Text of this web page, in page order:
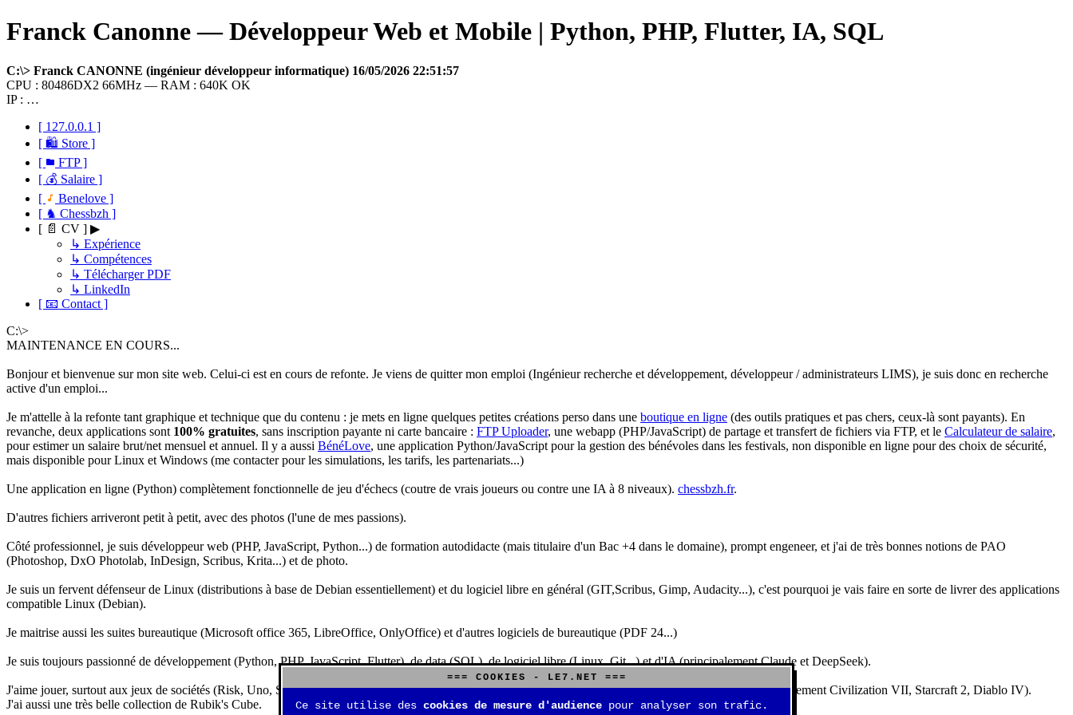
Franck Canonne — Développeur Web et Mobile | Python, PHP, Flutter, IA, SQL
C:\> Franck CANONNE (ingénieur développeur informatique) 16/05/2026 22:51:57
CPU : 80486DX2 66MHz — RAM : 640K OK
IP : …
[ 127.0.0.1 ]
[ 🛍 Store ]
[
FTP ]
[ 💰 Salaire ]
[
Benelove ]
[ ♞ Chessbzh ]
[ 📄 CV ] ▶
↳ Expérience
↳ Compétences
↳ Télécharger PDF
↳ LinkedIn
[ 📧 Contact ]
C:\>
MAINTENANCE EN COURS...
Bonjour et bienvenue sur mon site web. Celui-ci est en cours de refonte. Je viens de quitter mon emploi (Ingénieur recherche et développement, développeur / administrateurs LIMS), je suis donc en recherche
active d'un emploi...
Je m'attelle à la refonte tant graphique et technique que du contenu : je mets en ligne quelques petites créations perso dans une boutique en ligne (des outils pratiques et pas chers, ceux-là sont payants). En
revanche, deux applications sont 100% gratuites, sans inscription payante ni carte bancaire : FTP Uploader, une webapp (PHP/JavaScript) de partage et transfert de fichiers via FTP, et le Calculateur de salaire,
pour estimer un salaire brut/net mensuel et annuel. Il y a aussi BénéLove, une application Python/JavaScript pour la gestion des bénévoles dans les festivals, non disponible en ligne pour des choix de sécurité,
mais disponible pour Linux et Windows (me contacter pour les simulations, les tarifs, les partenariats...)
Une application en ligne (Python) complètement fonctionnelle de jeu d'échecs (coutre de vrais joueurs ou contre une IA à 8 niveaux). chessbzh.fr.
D'autres fichiers arriveront petit à petit, avec des photos (l'une de mes passions).
Côté professionnel, je suis développeur web (PHP, JavaScript, Python...) de formation autodidacte (mais titulaire d'un Bac +4 dans le domaine), prompt engeneer, et j'ai de très bonnes notions de PAO
(Photoshop, DxO Photolab, InDesign, Scribus, Krita...) et de photo.
Je suis un fervent défenseur de Linux (distributions à base de Debian essentiellement) et du logiciel libre en général (GIT,Scribus, Gimp, Audacity...), c'est pourquoi je vais faire en sorte de livrer des applications
compatible Linux (Debian).
Je maitrise aussi les suites bureautique (Microsoft office 365, LibreOffice, OnlyOffice) et d'autres logiciels de bureautique (PDF 24...)
Je suis toujours passionné de développement (Python, PHP, JavaScript, Flutter), de data (SQL), de logiciel libre (Linux, Git...) et d'IA (principalement Claude et DeepSeek).
J'aime jouer, surtout aux jeux de sociétés (Risk, Uno, Scrabble...), mais aussi aux jeux de stratégie (Echecs, Go, Quarto, Tock...) et aux jeux vidéos (essentiellement Civilization VII, Starcraft 2, Diablo IV).
J'ai aussi une très belle collection de Rubik's Cube.
=== COOKIES - LE7.NET ===
Ce site utilise des cookies de mesure d'audience pour analyser son trafic.